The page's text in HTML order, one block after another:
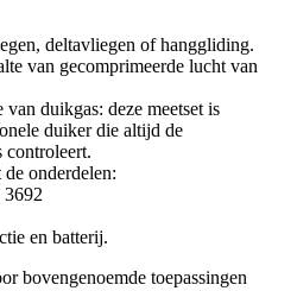
deltavliegen of hanggliding.
van gecomprimeerde lucht van
duikgas: deze meetset is
duiker die altijd de
controleert.
onderdelen:
3692
en batterij.
bovengenoemde toepassingen